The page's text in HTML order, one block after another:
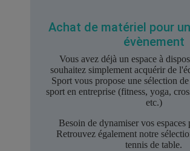
Achat de matériel pour
évènement
Vous avez déjà un espace à
souhaitez simplement acquérir de
Sport vous propose une sélection
sport en entreprise (fitness, yoga,
etc.)
Besoin de dynamiser vos espaces
Retrouvez également notre
tennis de table.